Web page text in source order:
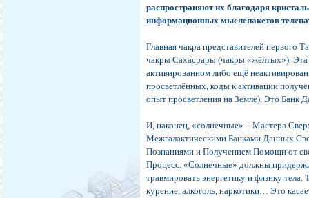
распространяют их благодаря
информационных мыслепакетов
Главная чакра представителей
чакры Сахасрары (чакры «жёлтых»). Эта
активированном либо ещё
просветлённых, коды к активации
опыт просветления на Земле). Это Банк
И, наконец, «солнечные» – Мастера
Межгалактическими Банками Данных
Познаниями и Получением Помощи от
Процесс. «Солнечные» должны
травмировать энергетику и физику
курение, алкоголь, наркотики… Это